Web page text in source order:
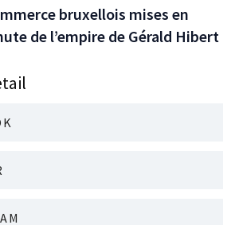
bruxellois mises en
de l’empire de Gérald Hibert